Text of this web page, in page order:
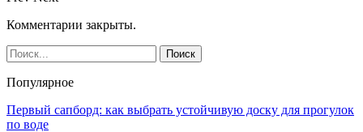
Комментарии закрыты.
Популярное
Первый сапборд: как выбрать устойчивую доску для прогулок
по воде